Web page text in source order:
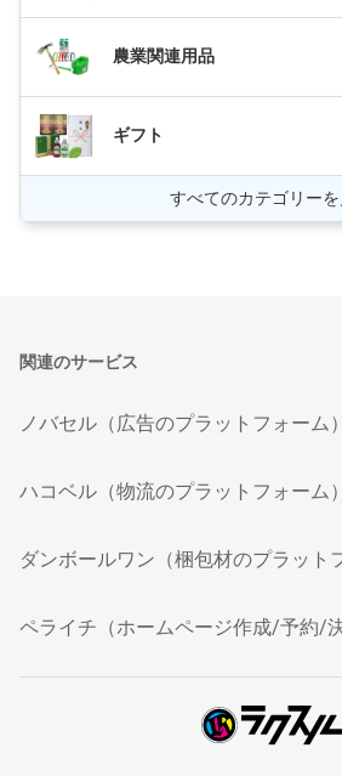
農業関連用品
ギフト
すべてのカテゴリーを
関連のサービス
ノバセル（広告のプラットフォーム）
ハコベル（物流のプラットフォーム）
ダンボールワン（梱包材のプラット
ペライチ（ホームページ作成/予約/決